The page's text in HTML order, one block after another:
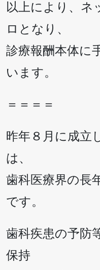
以上により、ネ
ロとなり、
診療報酬本体に
います。
＝＝＝＝
昨年８月に成立
は、
歯科医療界の長
です。
歯科疾患の予防
保持